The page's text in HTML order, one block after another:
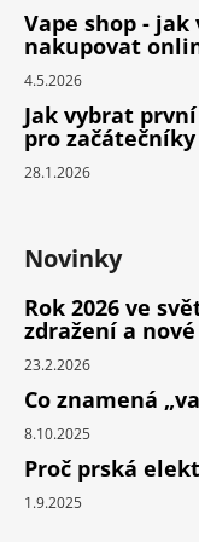
Vape shop -
nakupovat
4.5.2026
Jak vybrat
pro začátečníky
28.1.2026
Novinky
Rok 2026 ve
zdražení a
23.2.2026
Co znamená
8.10.2025
Proč prská
1.9.2025